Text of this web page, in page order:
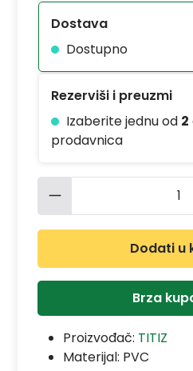
Dostava
Dostupno
Rezerviši i preuzmi
Izaberite jednu od 2
prodavnica
Količina
Dodati u
Brza
Proizvođač: TITIZ
Materijal: PVC